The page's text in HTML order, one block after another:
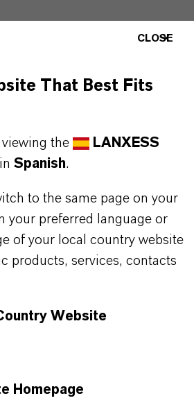
LOS PRODUCTOS
SHEETS
las fichas técnicas de los
una opción de los menús
los enlaces de descarga.
CLOSE
That Best Fits
the
LANXESS
in Spanish.
to the same page on your
your preferred language or
of your local country website
products, services, contacts
Website
Homepage